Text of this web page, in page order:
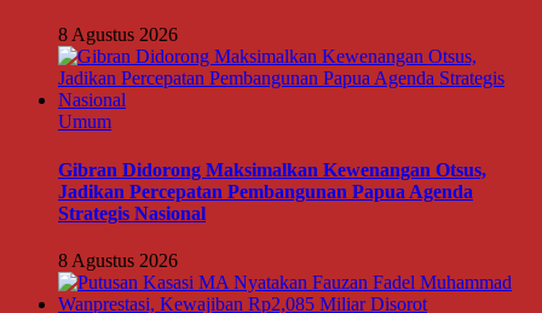
8 Agustus 2026
Umum
Gibran Didorong Maksimalkan Kewenangan Otsus,
Jadikan Percepatan Pembangunan Papua Agenda
Strategis Nasional
8 Agustus 2026